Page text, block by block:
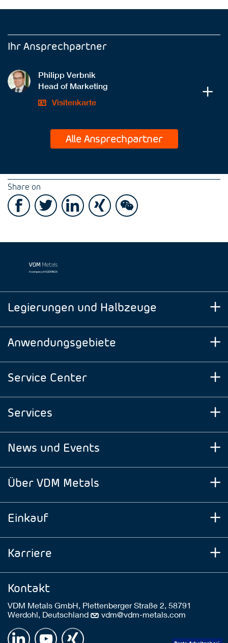
Ihr Ansprechpartner
Philipp Verbnik
Head of Marketing
Visitenkarte
Alle Ansprechpartner
Share on
Legierungen und Halbzeuge
Anwendungsgebiete
Service Center
Services
News und Events
Über VDM Metals
Einkauf
Karriere
Kontakt
VDM Metals GmbH, Plettenberger Straße 2, 58791
Werdohl, Deutschland
vdm@vdm-metals.com